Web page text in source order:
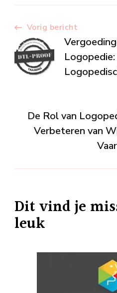
Vorig bericht
De Rol van
Verbeteren van
Dit vind je
leuk